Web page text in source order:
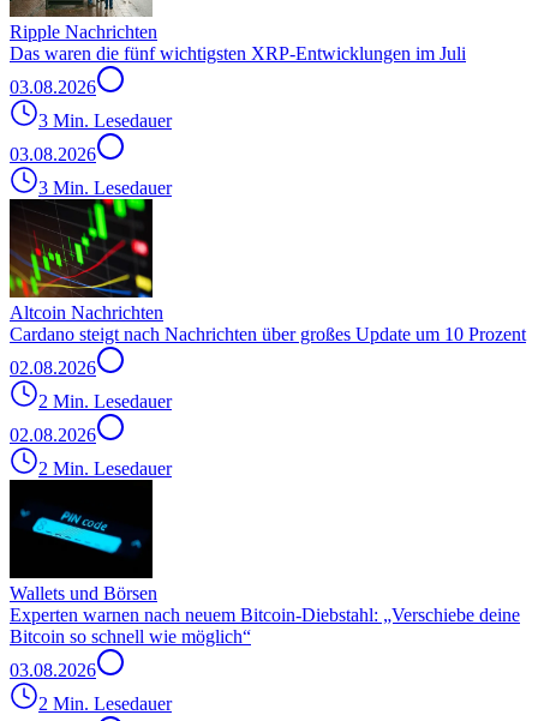
Ripple Nachrichten
Das waren die fünf wichtigsten XRP-Entwicklungen im Juli
03.08.2026
3 Min. Lesedauer
03.08.2026
3 Min. Lesedauer
Altcoin Nachrichten
Cardano steigt nach Nachrichten über großes Update um 10 Prozent
02.08.2026
2 Min. Lesedauer
02.08.2026
2 Min. Lesedauer
Wallets und Börsen
Experten warnen nach neuem Bitcoin-Diebstahl: „Verschiebe deine
Bitcoin so schnell wie möglich“
03.08.2026
2 Min. Lesedauer